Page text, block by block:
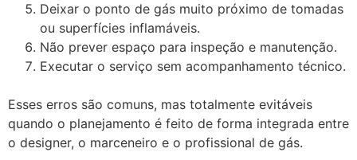
Deixar o ponto de gás muito próximo de tomadas
ou superfícies inflamáveis.
Não prever espaço para inspeção e manutenção.
Executar o serviço sem acompanhamento técnico.
Esses erros são comuns, mas totalmente evitáveis
quando o planejamento é feito de forma integrada entre
o designer, o marceneiro e o profissional de gás.